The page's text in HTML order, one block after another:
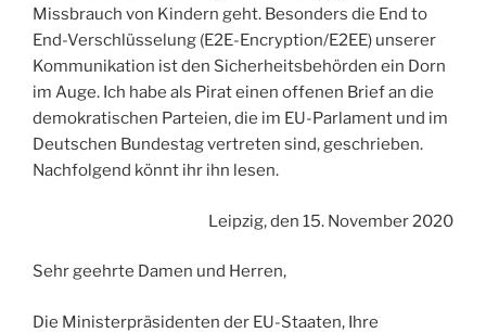
Missbrauch von Kindern geht. Besonders die End to
End-Verschlüsselung (E2E-Encryption/E2EE) unserer
Kommunikation ist den Sicherheitsbehörden ein Dorn
im Auge. Ich habe als Pirat einen offenen Brief an die
demokratischen Parteien, die im EU-Parlament und im
Deutschen Bundestag vertreten sind, geschrieben.
Nachfolgend könnt ihr ihn lesen.
Leipzig, den 15. November 2020
Sehr geehrte Damen und Herren,
Die Ministerpräsidenten der EU-Staaten, Ihre